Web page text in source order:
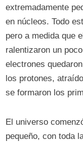
extremadamente
en núcleos. Todo
pero a medida que
ralentizaron un
electrones
los protones,
se formaron los
El universo
pequeño, con toda